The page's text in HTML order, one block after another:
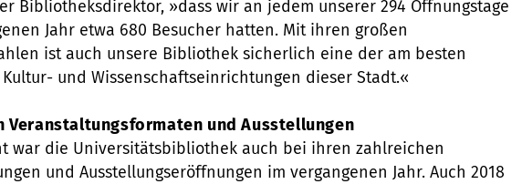
Bibliotheksdirektor, »dass wir an jedem unserer 294 Öffnungstage
Jahr etwa 680 Besucher hatten. Mit ihren großen
ist auch unsere Bibliothek sicherlich eine der am besten
und Wissenschaftseinrichtungen dieser Stadt.«
Veranstaltungsformaten und Ausstellungen
war die Universitätsbibliothek auch bei ihren zahlreichen
und Ausstellungseröffnungen im vergangenen Jahr. Auch 2018